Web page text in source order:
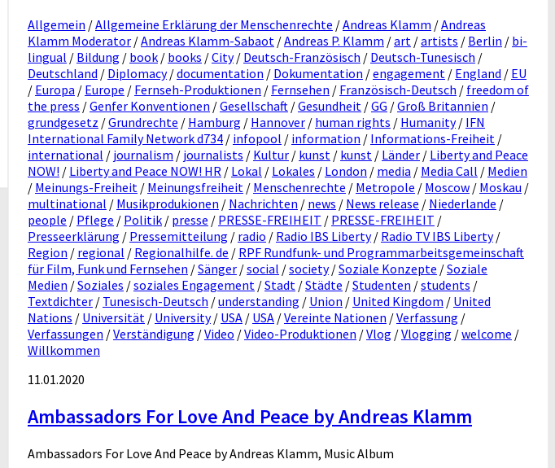
Allgemein /Allgemeine Erklärung der Menschenrechte /Andreas Klamm /Andreas
Klamm Moderator /Andreas Klamm-Sabaot /Andreas P. Klamm /art /artists / Berlin / bi-
lingual / Bildung / book / books /City/ Deutsch-Französisch / Deutsch-Tunesisch /
Deutschland / Diplomacy/documentation / Dokumentation /engagement / England / EU
/ Europa / Europe / Fernseh-Produktionen / Fernsehen / Französisch-Deutsch / freedom of
the press /Genfer Konventionen /Gesellschaft /Gesundheit /GG /Groß Britannien /
grundgesetz /Grundrechte / Hamburg / Hannover / human rights / Humanity/ IFN
International Family Network d734 / infopool / information / Informations-Freiheit /
international / journalism / journalists / Kultur / kunst / kunst / Länder / Liberty and Peace
NOW! / Liberty and Peace NOW! HR / Lokal / Lokales / London / media / Media Call / Medien
/ Meinungs-Freiheit / Meinungsfreiheit / Menschenrechte / Metropole / Moscow / Moskau /
multinational / Musikprodukionen / Nachrichten / news / News release / Niederlande /
people / Pflege / Politik / presse / PRESSE-FREIHEIT / PRESSE-FREIHEIT /
Presseerklärung / Pressemitteilung / radio / Radio IBS Liberty/ Radio TV IBS Liberty/
Region / regional / Regionalhilfe. de / RPF Rundfunk- und Programmarbeitsgemeinschaft
für Film, Funk und Fernsehen /Sänger /social /society/Soziale Konzepte /Soziale
Medien /Soziales /soziales Engagement /Stadt /Städte /Studenten /students /
Textdichter / Tunesisch-Deutsch /understanding / Union / United Kingdom / United
Nations / Universität / University/ USA / USA /Vereinte Nationen /Verfassung /
Verfassungen /Verständigung /Video /Video-Produktionen /Vlog /Vlogging /welcome /
Willkommen
11.01.2020
Ambassadors For Love And Peace by Andreas Klamm
Ambassadors For Love And Peace by Andreas Klamm, Music Album